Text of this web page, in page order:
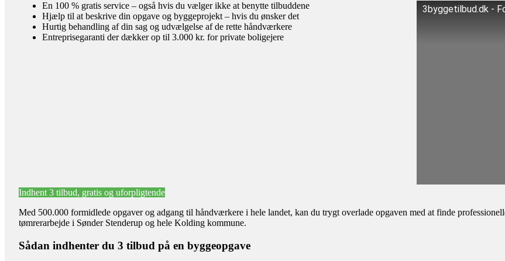
En 100 % gratis service – også hvis du vælger ikke at benytte tilbuddene
Hjælp til at beskrive din opgave og byggeprojekt – hvis du ønsker det
Hurtig behandling af din sag og udvælgelse af de rette håndværkere
Entreprisegaranti der dækker op til 3.000 kr. for private boligejere
3byggetilbud.dk -
Indhent 3 tilbud, gratis og uforpligtende
Med 500.000 formidlede opgaver og adgang til håndværkere i hele landet, kan du trygt overlade opgaven med at finde
tømrerarbejde i Sønder Stenderup og hele Kolding kommune.
Sådan indhenter du 3 tilbud på en byggeopgave